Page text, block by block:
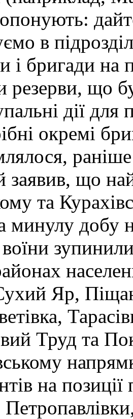
в
і бригади на
резерви, що
дії для
окремі
заявив, що
та
минулу добу
воїни
Яр,
Труд та
на